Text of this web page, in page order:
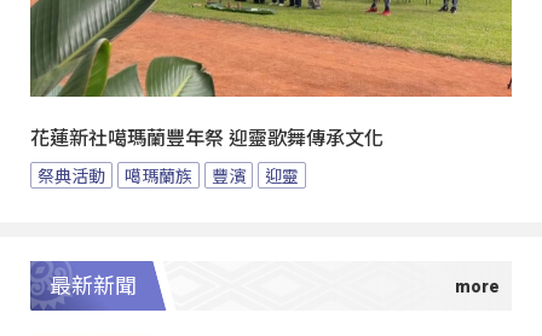
花蓮新社噶瑪蘭豐年祭 迎靈歌舞傳承文化
祭典活動 噶瑪蘭族 豐濱 迎靈
最新新聞